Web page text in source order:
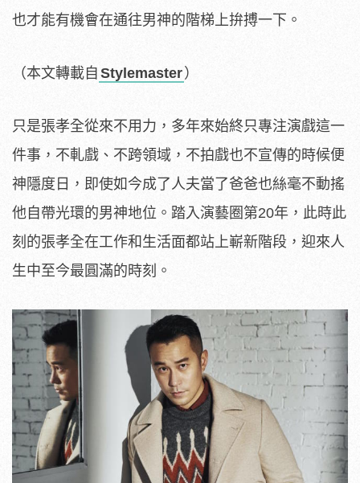
也才能有機會在通往男神的階梯上拚搏一下。
（本文轉載自 Stylemaster）
只是張孝全從來不用力，多年來始終只專注演戲這一
件事，不軋戲、不跨領域，不拍戲也不宣傳的時候便
神隱度日，即使如今成了人夫當了爸爸也絲毫不動搖
他自帶光環的男神地位。踏入演藝圈第20年，此時此
刻的張孝全在工作和生活面都站上嶄新階段，迎來人
生中至今最圓滿的時刻。